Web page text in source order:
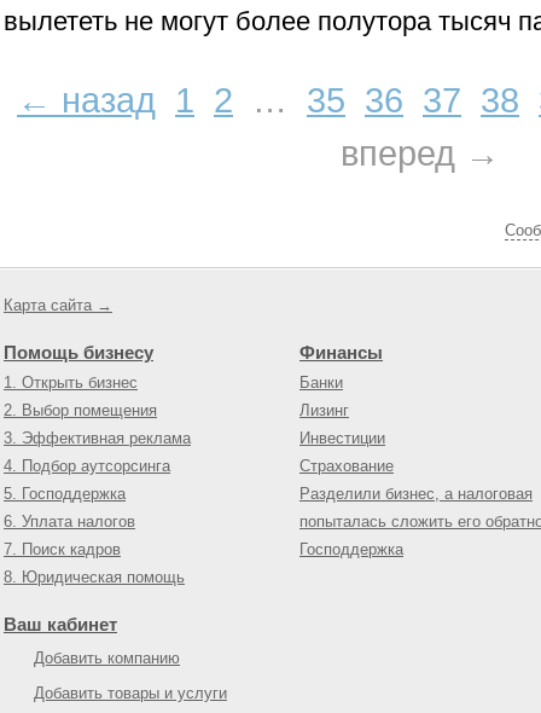
вылететь не могут более полутора тысяч
← назад 1 2 … 35 36 37 38
вперед →
Карта сайта →
Помощь бизнесу
1. Открыть бизнес
2. Выбор помещения
3. Эффективная реклама
4. Подбор аутсорсинга
5. Господдержка
6. Уплата налогов
7. Поиск кадров
8. Юридическая помощь
Финансы
Банки
Лизинг
Инвестиции
Страхование
Разделили бизнес, а налоговая
попыталась сложить его
Господдержка
Ваш кабинет
Добавить компанию
Добавить товары и услуги